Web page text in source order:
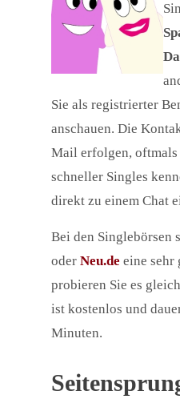
Sie als registrierter
anschauen. Die
Mail erfolgen, oftmals
schneller Singles
direkt zu einem Chat
Bei den Singlebörsen
oder Neu.de eine sehr
probieren Sie es
ist kostenlos und
Minuten.